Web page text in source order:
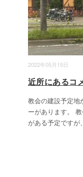
2022年05月15日
近所にあるコ
教会の建設予定地
ーがあります。
がある予定ですが